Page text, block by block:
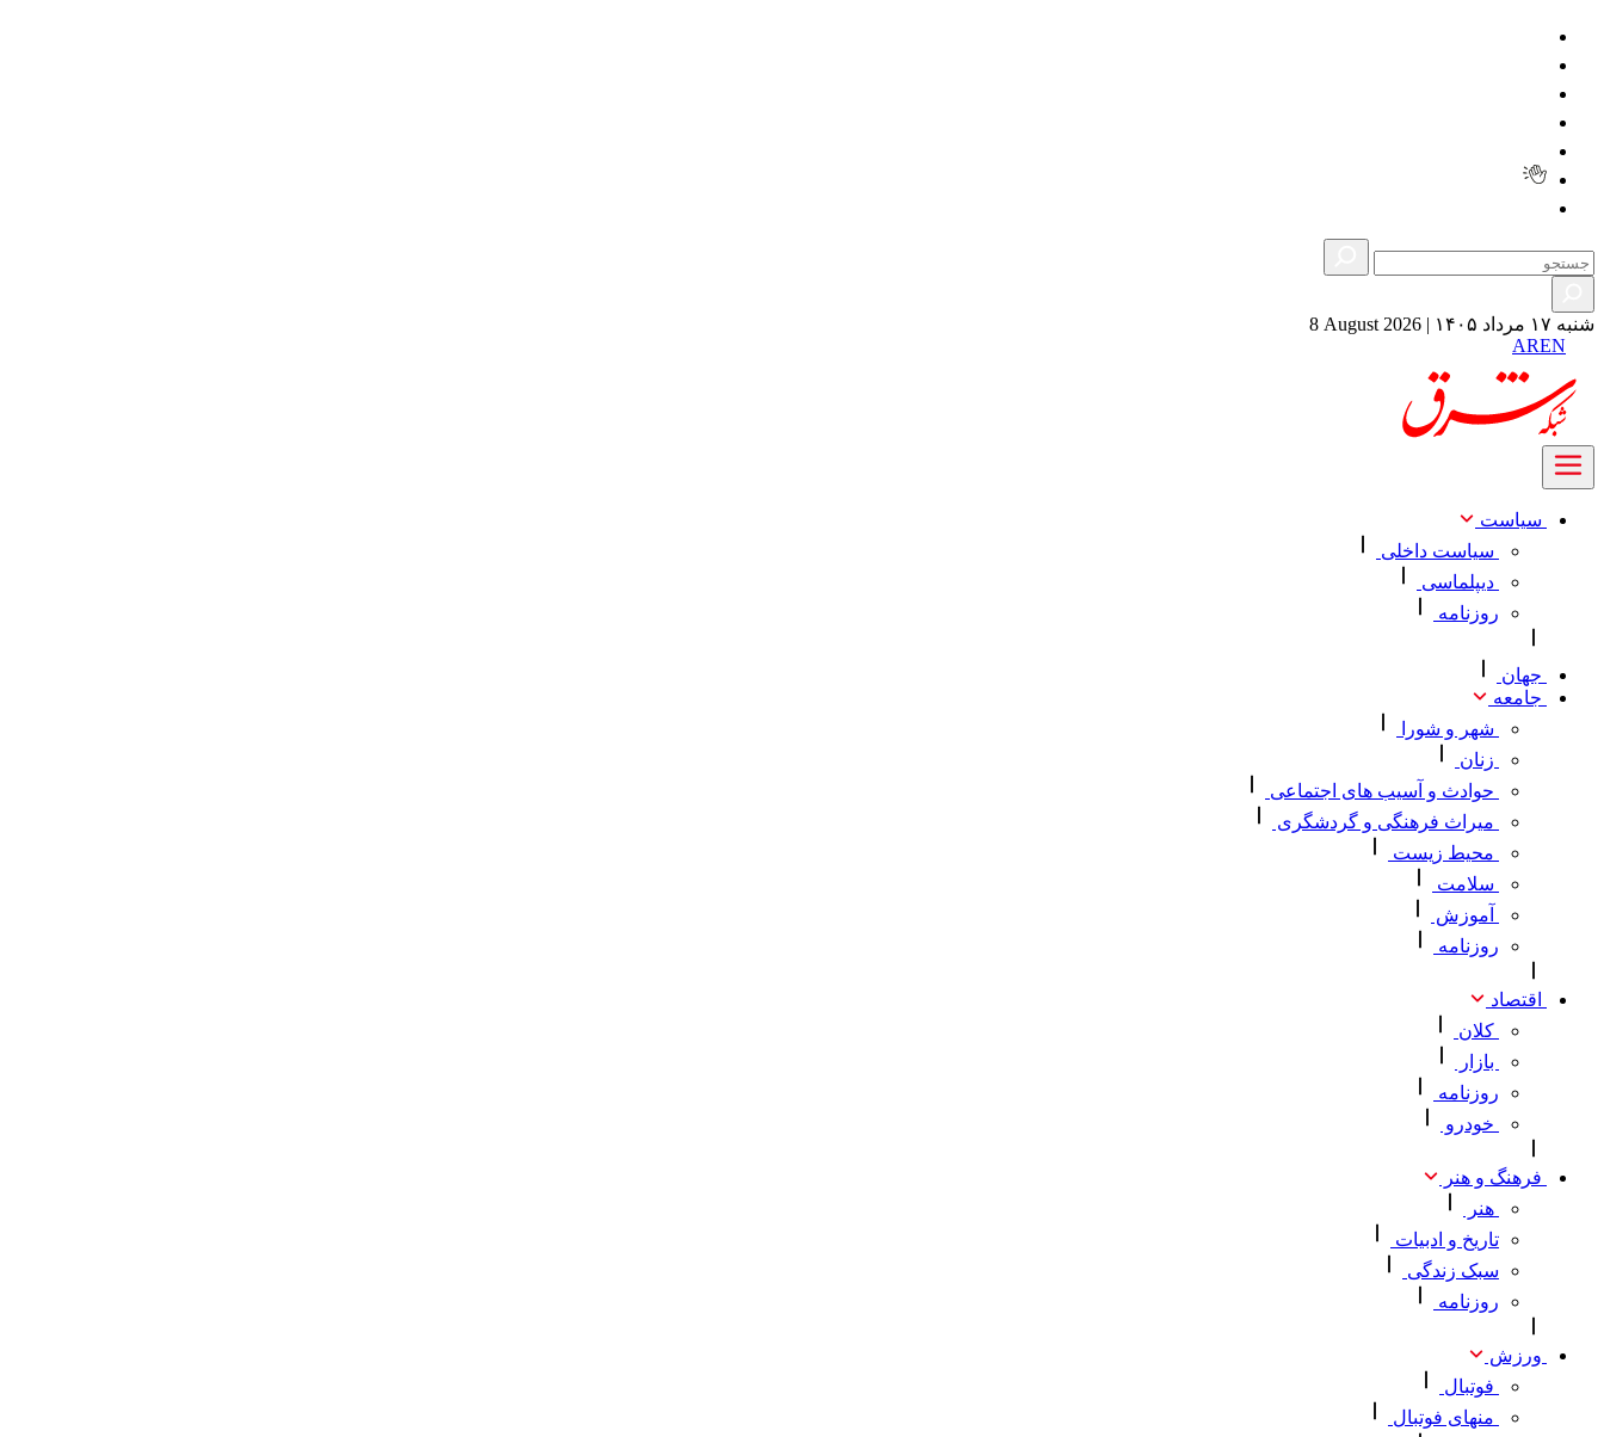
شنبه ۱۷ مرداد ۱۴۰۵ |
8 August 2026
EN
AR
سیاست
سیاست داخلی
دیپلماسی
روزنامه
جهان
جامعه
شهر و شورا
زنان
حوادث و آسیب های اجتماعی
میراث فرهنگی و گردشگری
محیط‌ زیست
سلامت
آموزش
روزنامه
اقتصاد
کلان
بازار
روزنامه
خودرو
فرهنگ و هنر
هنر
تاریخ و ادبیات‌
سبک زندگی
روزنامه
ورزش
فوتبال
منهای فوتبال
روزنامه شرق
کتاب شرق